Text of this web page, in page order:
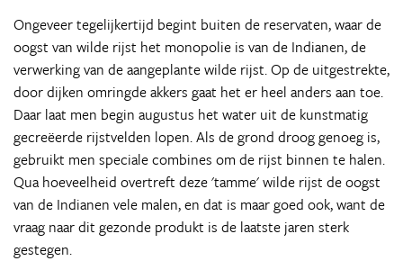
Ongeveer tegelijkertijd begint buiten de reservaten, waar de
oogst van wilde rijst het monopolie is van de Indianen, de
verwerking van de aangeplante wilde rijst. Op de uitgestrekte,
door dijken omringde akkers gaat het er heel anders aan toe.
Daar laat men begin augustus het water uit de kunstmatig
gecreëerde rijstvelden lopen. Als de grond droog genoeg is,
gebruikt men speciale combines om de rijst binnen te halen.
Qua hoeveelheid overtreft deze 'tamme' wilde rijst de oogst
van de Indianen vele malen, en dat is maar goed ook, want de
vraag naar dit gezonde produkt is de laatste jaren sterk
gestegen.